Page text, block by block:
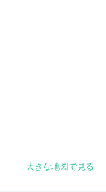
大きな地図で見る